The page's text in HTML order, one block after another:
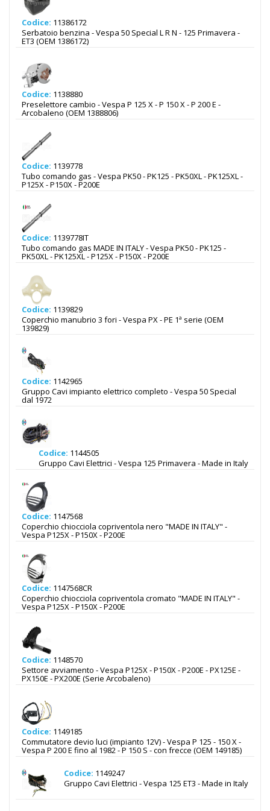
Codice: 11386172
Serbatoio benzina - Vespa 50 Special L R N - 125 Primavera -
ET3 (OEM 1386172)
Codice: 1138880
Preselettore cambio - Vespa P 125 X - P 150 X - P 200 E -
Arcobaleno (OEM 1388806)
Codice: 1139778
Tubo comando gas - Vespa PK50 - PK125 - PK50XL - PK125XL -
P125X - P150X - P200E
Codice: 1139778IT
Tubo comando gas MADE IN ITALY - Vespa PK50 - PK125 -
PK50XL - PK125XL - P125X - P150X - P200E
Codice: 1139829
Coperchio manubrio 3 fori - Vespa PX - PE 1ª serie (OEM
139829)
Codice: 1142965
Gruppo Cavi impianto elettrico completo - Vespa 50 Special
dal 1972
Codice: 1144505
Gruppo Cavi Elettrici - Vespa 125 Primavera - Made in Italy
Codice: 1147568
Coperchio chiocciola copriventola nero "MADE IN ITALY" -
Vespa P125X - P150X - P200E
Codice: 1147568CR
Coperchio chiocciola copriventola cromato "MADE IN ITALY" -
Vespa P125X - P150X - P200E
Codice: 1148570
Settore avviamento - Vespa P125X - P150X - P200E - PX125E -
PX150E - PX200E (Serie Arcobaleno)
Codice: 1149185
Commutatore devio luci (impianto 12V) - Vespa P 125 - 150 X -
Vespa P 200 E fino al 1982 - P 150 S - con frecce (OEM 149185)
Codice: 1149247
Gruppo Cavi Elettrici - Vespa 125 ET3 - Made in Italy